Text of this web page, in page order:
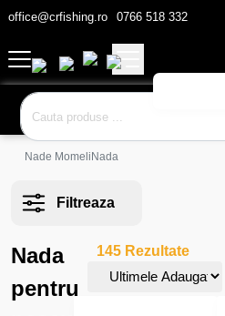
office@crfishing.ro 0766 518 332
Nade Momeli Nada
Filtreaza
Nada
pentru
145 Rezultate